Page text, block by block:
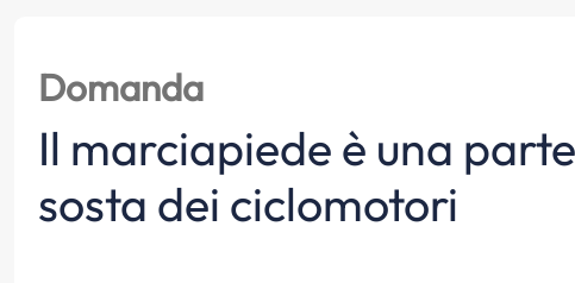
Domanda
Il marciapiede è una
sosta dei ciclomotori